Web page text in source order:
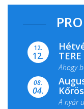
12.
12. TERE
Ahogy
ismét
08.
04.
A nyár